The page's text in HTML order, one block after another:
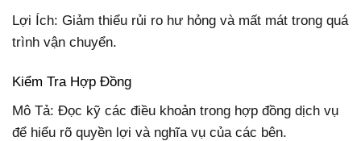
Lợi Ích: Giảm thiểu rủi ro hư hỏng và mất mát trong quá
trình vận chuyển.
Kiểm Tra Hợp Đồng
Mô Tả: Đọc kỹ các điều khoản trong hợp đồng dịch vụ
để hiểu rõ quyền lợi và nghĩa vụ của các bên.